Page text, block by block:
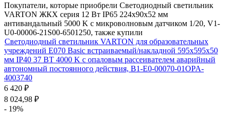
Покупатели, которые приобрели Светодиодный светильник
VARTON ЖКХ серия 12 Вт IP65 224х90х52 мм
антивандальный 5000 K с микроволновым датчиком 1/20, V1-
U0-00006-21S00-6501250, также купили
Светодиодный светильник VARTON для образовательных
учреждений E070 Basic встраиваемый/накладной 595х595х50
мм IP40 37 ВТ 4000 K с опаловым рассеивателем аварийный
автономный постоянного действия, B1-E0-00070-01OPA-
4003740
6 420 ₽
8 024,98 ₽
- 19%